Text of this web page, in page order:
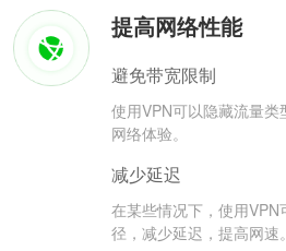
提高网络性能
避免带宽限制
使用VPN可以隐藏流量
网络体验。
减少延迟
在某些情况下，使用
径，减少延迟，提高网速。